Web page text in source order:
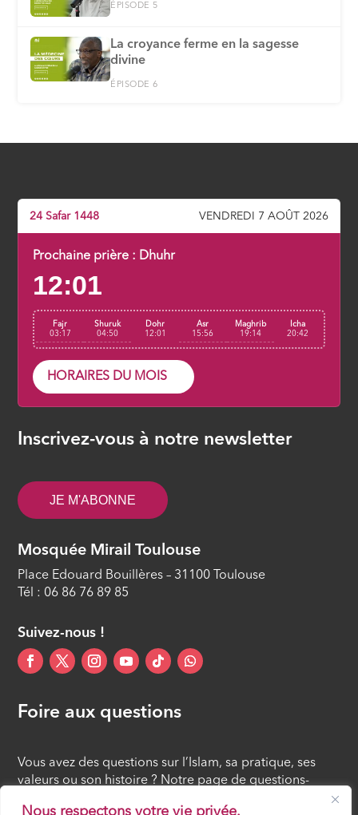
Nous respectons votre vie privée.
ÉPISODE 5
La croyance ferme en la sagesse
divine
ÉPISODE 6
S’apprêter à la rencontre d’Allah
24 Safar 1448 VENDREDI 7 AOÛT 2026
Prochaine prière : Dhuhr
12:01
Fajr
03:17
Shuruk
04:50
Dohr
12:01
Asr
15:56
Maghrib
19:14
Icha
20:42
HORAIRES DU MOIS
Inscrivez-vous à notre newsletter
JE M'ABONNE
Mosquée Mirail Toulouse
Place Edouard Bouillères – 31100 Toulouse
Tél : 06 86 76 89 85
Suivez-nous !
Foire aux questions
Vous avez des questions sur l’Islam, sa pratique, ses
valeurs ou son histoire ? Notre page de questions-
réponses rassemble des réponses claires et accessibles